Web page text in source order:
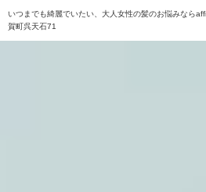
いつまでも綺麗でいたい、大人女性の髪のお悩みなら
賀町呉天石71